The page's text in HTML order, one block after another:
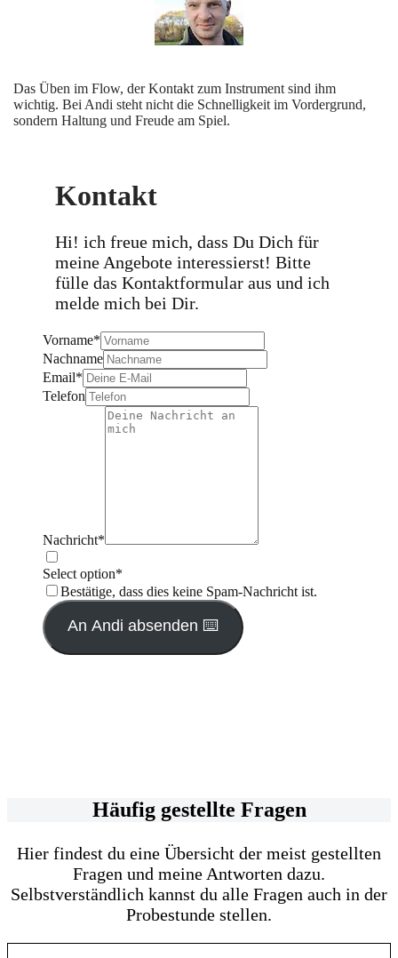
Das Üben im Flow, der Kontakt zum Instrument sind ihm
wichtig. Bei Andi steht nicht die Schnelligkeit im Vordergrund,
sondern Haltung und Freude am Spiel.
Kontakt
Hi! ich freue mich, dass Du Dich für
meine Angebote interessierst! Bitte
fülle das Kontaktformular aus und ich
melde mich bei Dir.
Vorname*
Nachname
Email*
Telefon
Nachricht*
Select option*
Bestätige, dass dies keine Spam-Nachricht ist.
An Andi absenden ⌨️
Häufig gestellte Fragen
Hier findest du eine Übersicht der meist gestellten
Fragen und meine Antworten dazu.
Selbstverständlich kannst du alle Fragen auch in der
Probestunde stellen.